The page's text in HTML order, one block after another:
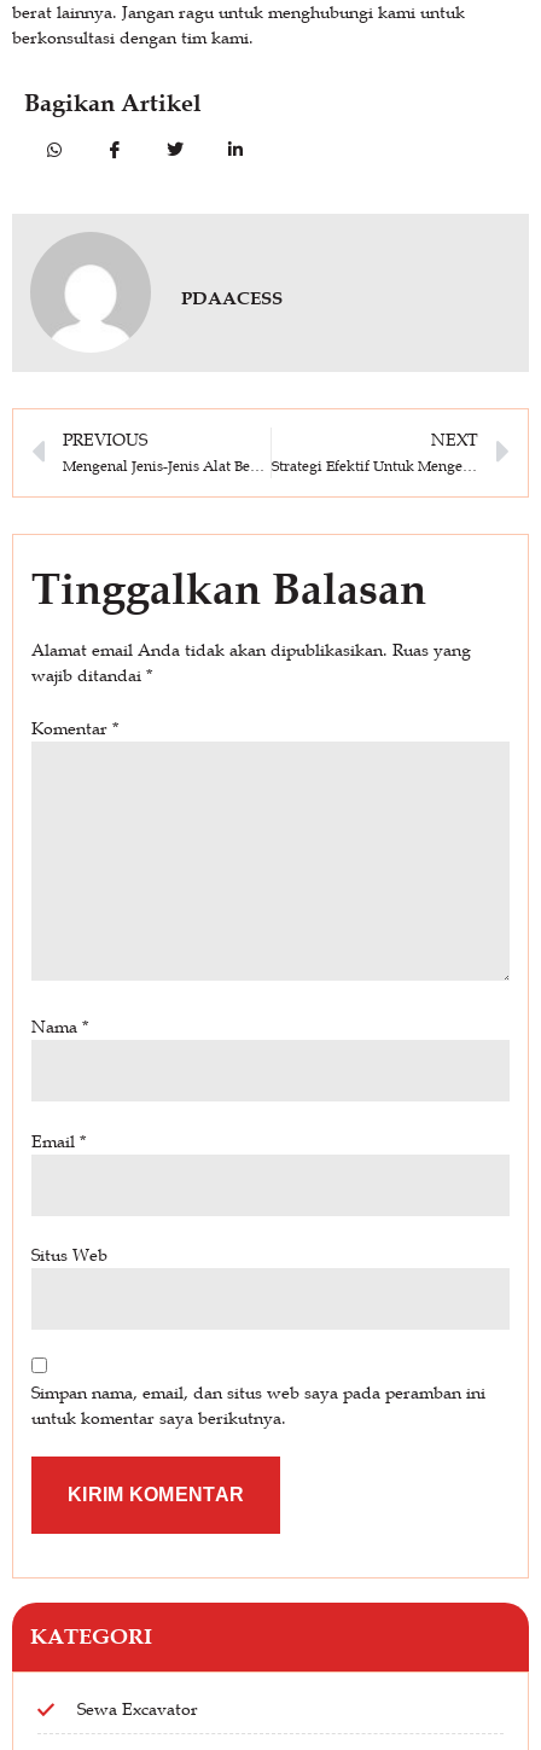
berat lainnya. Jangan ragu untuk menghubungi kami untuk
berkonsultasi dengan tim kami.
Bagikan Artikel
PDAACESS
PREVIOUS
Mengenal Jenis-Jenis Alat Berat yang Sering Disewakan dalam Industri Konstruksi
NEXT
Strategi Efektif Untuk Mengelola Biaya Sewa Alat Berat Dalam Proyek Konstruksi
Tinggalkan Balasan
Alamat email Anda tidak akan dipublikasikan. Ruas yang
wajib ditandai *
Komentar *
Nama *
Email *
Situs Web
Simpan nama, email, dan situs web saya pada peramban ini
untuk komentar saya berikutnya.
KATEGORI
Sewa Excavator